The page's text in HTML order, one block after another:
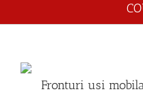
Fronturi usi